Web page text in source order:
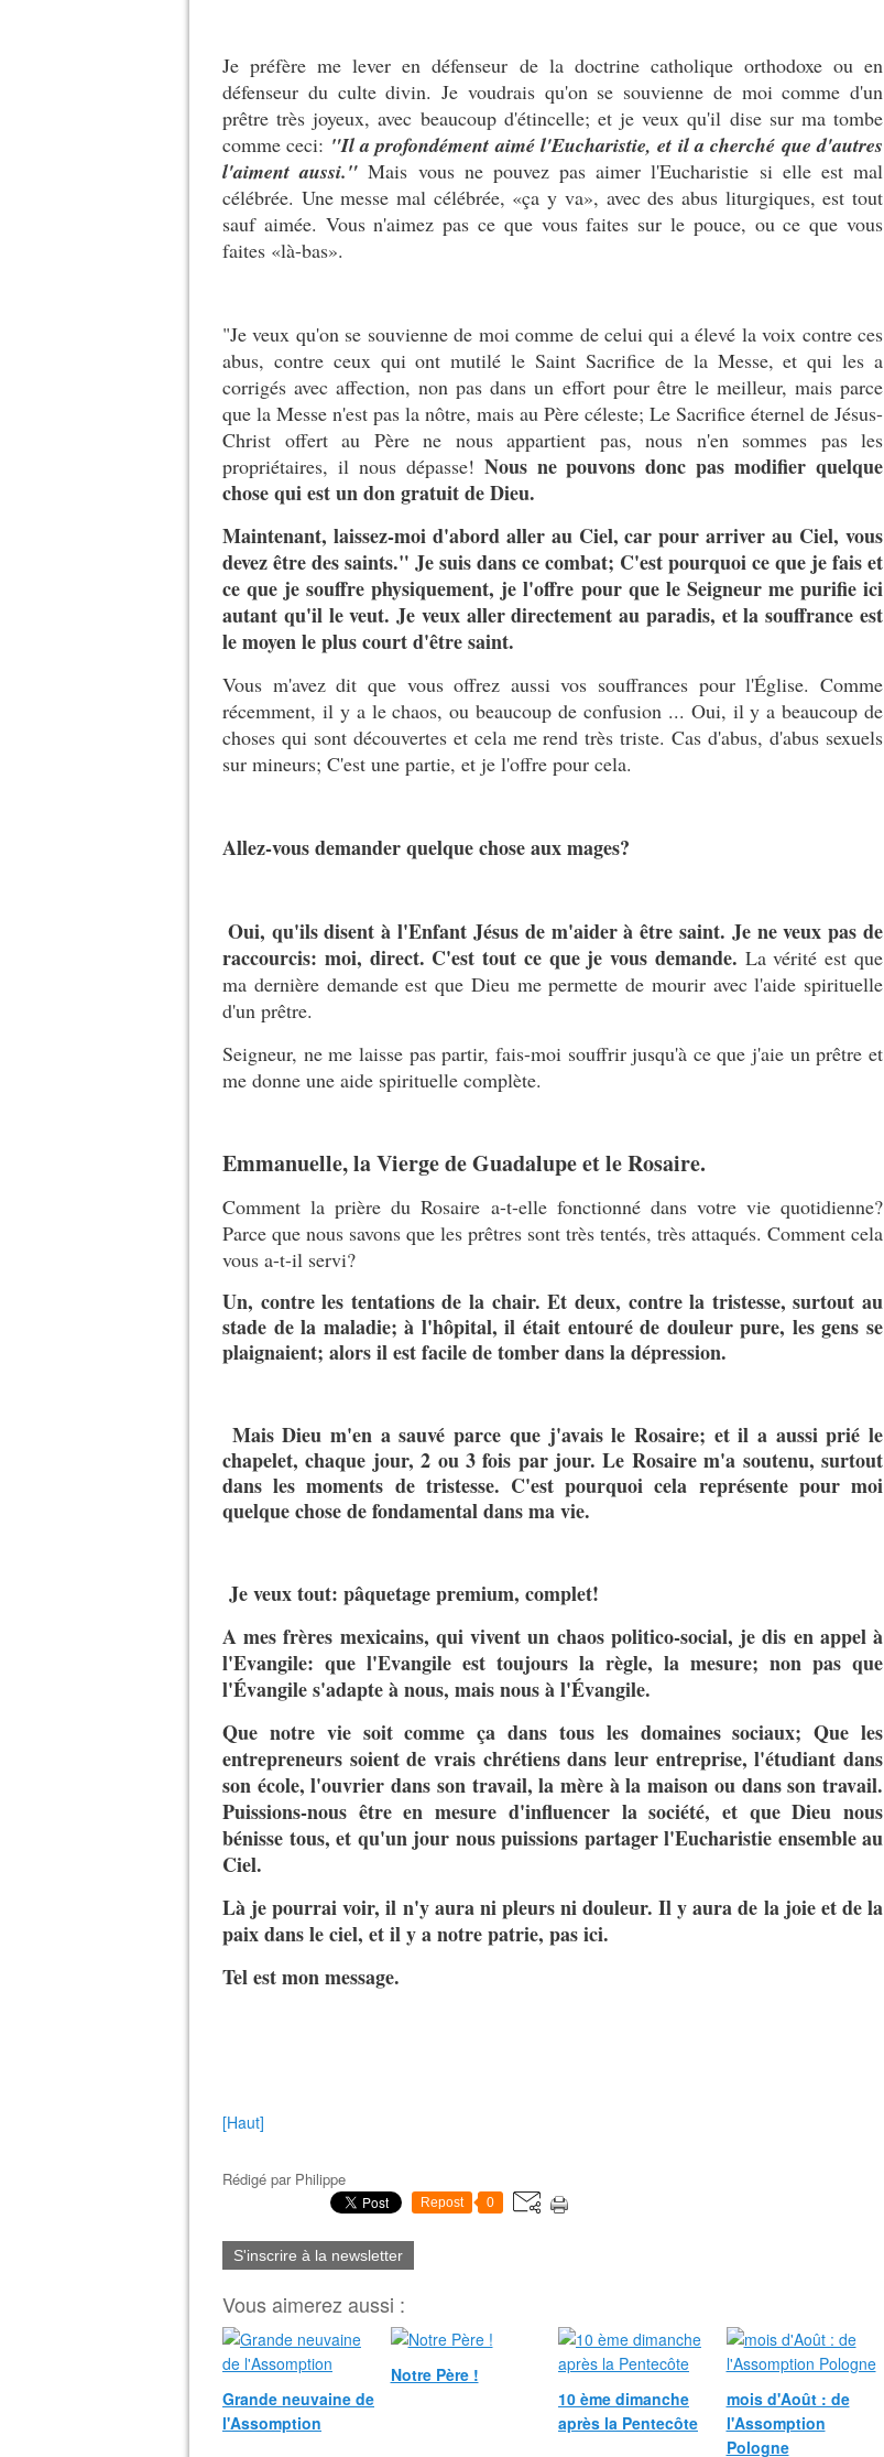
Je préfère me lever en défenseur de la doctrine catholique orthodoxe ou en
défenseur du culte divin. Je voudrais qu'on se souvienne de moi comme d'un
prêtre très joyeux, avec beaucoup d'étincelle; et je veux qu'il dise sur ma tombe
comme ceci: "Il a profondément aimé l'Eucharistie, et il a cherché que d'autres
l'aiment aussi." Mais vous ne pouvez pas aimer l'Eucharistie si elle est mal
célébrée. Une messe mal célébrée, «ça y va», avec des abus liturgiques, est tout
sauf aimée. Vous n'aimez pas ce que vous faites sur le pouce, ou ce que vous
faites «là-bas».
"Je veux qu'on se souvienne de moi comme de celui qui a élevé la voix contre ces
abus, contre ceux qui ont mutilé le Saint Sacrifice de la Messe, et qui les a
corrigés avec affection, non pas dans un effort pour être le meilleur, mais parce
que la Messe n'est pas la nôtre, mais au Père céleste; Le Sacrifice éternel de Jésus-
Christ offert au Père ne nous appartient pas, nous n'en sommes pas les
propriétaires, il nous dépasse! Nous ne pouvons donc pas modifier quelque
chose qui est un don gratuit de Dieu.
Maintenant, laissez-moi d'abord aller au Ciel, car pour arriver au Ciel, vous
devez être des saints." Je suis dans ce combat; C'est pourquoi ce que je fais et
ce que je souffre physiquement, je l'offre pour que le Seigneur me purifie ici
autant qu'il le veut. Je veux aller directement au paradis, et la souffrance est
le moyen le plus court d'être saint.
Vous m'avez dit que vous offrez aussi vos souffrances pour l'Église. Comme
récemment, il y a le chaos, ou beaucoup de confusion ... Oui, il y a beaucoup de
choses qui sont découvertes et cela me rend très triste. Cas d'abus, d'abus sexuels
sur mineurs; C'est une partie, et je l'offre pour cela.
Allez-vous demander quelque chose aux mages?
Oui, qu'ils disent à l'Enfant Jésus de m'aider à être saint. Je ne veux pas de
raccourcis: moi, direct. C'est tout ce que je vous demande. La vérité est que
ma dernière demande est que Dieu me permette de mourir avec l'aide spirituelle
d'un prêtre.
Seigneur, ne me laisse pas partir, fais-moi souffrir jusqu'à ce que j'aie un prêtre et
me donne une aide spirituelle complète.
Emmanuelle, la Vierge de Guadalupe et le Rosaire.
Comment la prière du Rosaire a-t-elle fonctionné dans votre vie quotidienne?
Parce que nous savons que les prêtres sont très tentés, très attaqués. Comment cela
vous a-t-il servi?
Un, contre les tentations de la chair. Et deux, contre la tristesse, surtout au
stade de la maladie; à l'hôpital, il était entouré de douleur pure, les gens se
plaignaient; alors il est facile de tomber dans la dépression.
Mais Dieu m'en a sauvé parce que j'avais le Rosaire; et il a aussi prié le
chapelet, chaque jour, 2 ou 3 fois par jour. Le Rosaire m'a soutenu, surtout
dans les moments de tristesse. C'est pourquoi cela représente pour moi
quelque chose de fondamental dans ma vie.
Je veux tout: pâquetage premium, complet!
A mes frères mexicains, qui vivent un chaos politico-social, je dis en appel à
l'Evangile: que l'Evangile est toujours la règle, la mesure; non pas que
l'Évangile s'adapte à nous, mais nous à l'Évangile.
Que notre vie soit comme ça dans tous les domaines sociaux; Que les
entrepreneurs soient de vrais chrétiens dans leur entreprise, l'étudiant dans
son école, l'ouvrier dans son travail, la mère à la maison ou dans son travail.
Puissions-nous être en mesure d'influencer la société, et que Dieu nous
bénisse tous, et qu'un jour nous puissions partager l'Eucharistie ensemble au
Ciel.
Là je pourrai voir, il n'y aura ni pleurs ni douleur. Il y aura de la joie et de la
paix dans le ciel, et il y a notre patrie, pas ici.
Tel est mon message.
[Haut]
Rédigé par Philippe
Repost 0
S'inscrire à la newsletter
Vous aimerez aussi :
Grande neuvaine de
l'Assomption
Notre Père !
10 ème dimanche
après la Pentecôte
mois d'Août : de
l'Assomption
Pologne